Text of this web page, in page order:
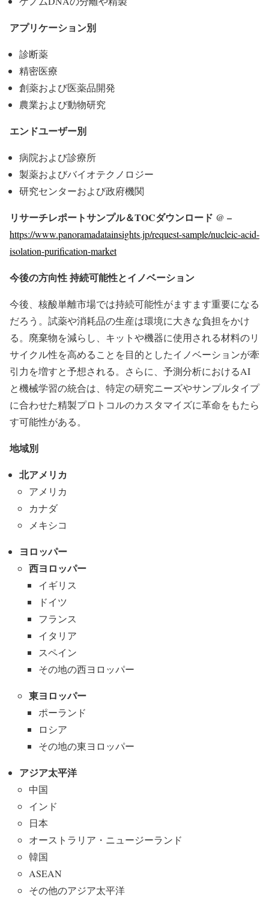
アプリケーション別
診断薬
精密医療
創薬および医薬品開発
農業および動物研究
エンドユーザー別
病院および診療所
製薬およびバイオテクノロジー
研究センターおよび政府機関
リサーチレポートサンプル＆TOCダウンロード @ –
https://www.panoramadatainsights.jp/request-sample/nucleic-acid-
isolation-purification-market
今後の方向性 持続可能性とイノベーション
今後、核酸単離市場では持続可能性がますます重要になる
だろう。試薬や消耗品の生産は環境に大きな負担をかけ
る。廃棄物を減らし、キットや機器に使用される材料のリ
サイクル性を高めることを目的としたイノベーションが牽
引力を増すと予想される。さらに、予測分析におけるAI
と機械学習の統合は、特定の研究ニーズやサンプルタイプ
に合わせた精製プロトコルのカスタマイズに革命をもたら
す可能性がある。
地域別
北アメリカ
アメリカ
カナダ
メキシコ
ヨロッパー
西ヨロッパー
イギリス
ドイツ
フランス
イタリア
スペイン
その地の西ヨロッパー
東ヨロッパー
ポーランド
ロシア
その地の東ヨロッパー
アジア太平洋
中国
インド
日本
オーストラリア・ニュージーランド
韓国
ASEAN
その他のアジア太平洋